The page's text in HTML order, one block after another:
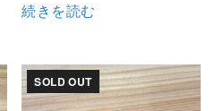
続きを読む
SOLD OUT